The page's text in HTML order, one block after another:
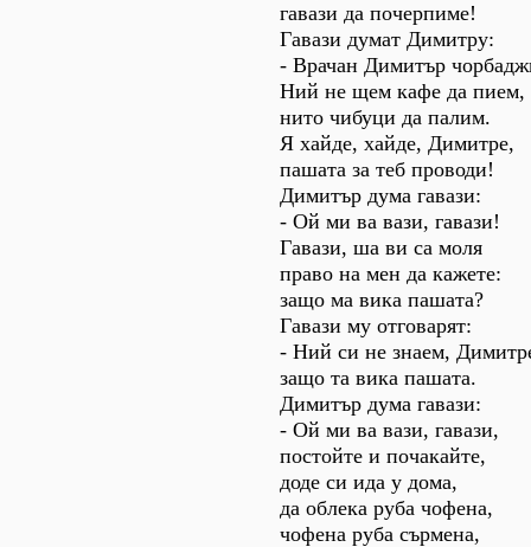
гавази да почерпиме!
Гавази думат Димитру:
- Врачан Димитър
Ний не щем кафе да пием,
нито чибуци да палим.
Я хайде, хайде, Димитре,
пашата за теб проводи!
Димитър дума гавази:
- Ой ми ва вази, гавази!
Гавази, ша ви са моля
право на мен да кажете:
защо ма вика пашата?
Гавази му отговарят:
- Ний си не знаем,
защо та вика пашата.
Димитър дума гавази:
- Ой ми ва вази, гавази,
постойте и почакайте,
доде си ида у дома,
да облека руба чофена,
чофена руба сърмена,